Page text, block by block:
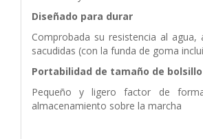
Diseñado para durar
Comprobada su resistencia al agua,
sacudidas (con la funda de goma
Portabilidad de tamaño de bolsillo
Pequeño yligero factor de
almacenamiento sobre la marcha